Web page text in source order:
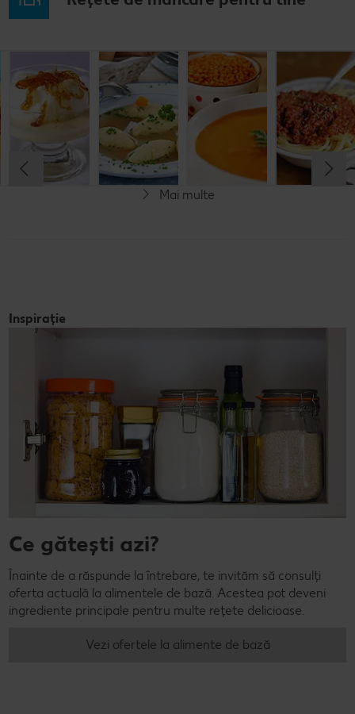
Musaca de
cartofi cu
cașcaval
Cel mult 60 minute
Rafinat
Lapte de
pasăre
Cel mult 60 minute
Rafinat
Supă
tradițională
cu găluşte
Supă cremă de
linte
Cel mult 60 minute
Simplu
Mai multe
Inspirație
Ce gătești azi?
Înainte de a răspunde la întrebare, te invităm să consulți
oferta actuală la alimentele de bază. Acestea pot deveni
ingrediente principale pentru multe rețete delicioase.
Vezi ofertele la alimente de bază